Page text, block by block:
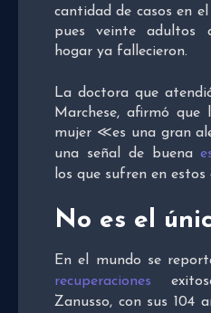
cantidad de casos en
pues veinte adultos
hogar ya fallecieron.
La doctora que
Marchese, afirmó que
mujer ≪es una gran
una señal de buena
los que sufren en
No es el
En el mundo se
recuperaciones
Zanusso, con sus 104